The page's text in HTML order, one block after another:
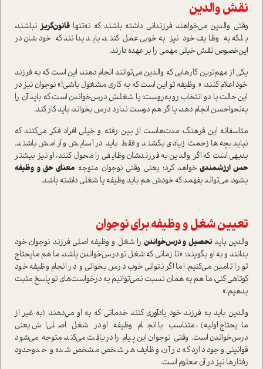
نقش والدين
وقتي والدين مي‌خواهند فرزنداني داشته باشند كه نه‌تنهاقانون‌گريزنباشند،
بلكه به وظايف خود نيز به‌خوبي عمل كنند، بايد بدانند كه خودشان در
اين‌خصوص نقش خيلي مهمي را بر عهده دارند.
يكي از مهم‌ترين كارهايي كه والدین مي‌توانند انجام دهند، اين است كه به فرزند
خود اعلام كنند: « وظيفه تو اين است كه به كاري مشغول باشی!» نوجوان نيز در
اين حالت با دو انتخاب روبه‌روست؛ يا شغلش درس‌خواندن است كه بايد آن را
به‌نحو‌احسن انجام دهد، يا اگر هم دوست ندارد درس بخواند، بايد كار كند.
متاسفانه اين فرهنگ مدت‌هاست از بين رفته و خيلي افراد فكر مي‌كنند که
نبايد بچه‌ها زحمت زيادي بكشند و فقط باید در آسايش و آرامش باشند.
بدیهی است که اگر والدين به فرزندشان وظايفي را محول کنند، او نيز بيشتر
حس ارزشمنديخواهد كرد؛ يعني وقتي نوجوان متوجه معناي حق و وظيفه
بشود، مي‌تواند بفهمد كه خودش هم بايد وظيفه يا شغلي داشته باشد.
تعيين شغل و وظيفه براي نوجوان
والدين بايد تحصيل و درس‌خواندن را شغل و وظيفه اصلي فرزند نوجوان خود
بدانند و به او بگويند: «تا زماني كه شغل تو درس‌خواندن باشد، ما هم مايحتاج
تو را تامين مي‌كنيم. اما اگر نتواني خوب درس بخواني و در انجام وظيفه خود
كوتاهي كني، ما هم به همان نسبت نمي‌توانيم به درخواست‌هاي تو پاسخ مثبت
بدهيم.»
والدين بايد به فرزند خود يادآوري كنند خدماتي كه به او مي‌دهند (به غير از
مايحتاج اوليه)، متناسب با انجام وظيفه او در شغل اصلي‌اش يعني
درس‌خواندن است. وقتي نوجوان اين پيام را دريافت مي‌كند، متوجه مي‌شود
قوانيني وجود دارد كه در آن، وظايف هر شخص مشخص شده و حد‌و‌حدود
رفتارها نيز در آن معلوم است.